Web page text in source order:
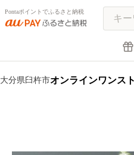
Pontaポイントでふるさと納税
大分県臼杵市オンラインワンス